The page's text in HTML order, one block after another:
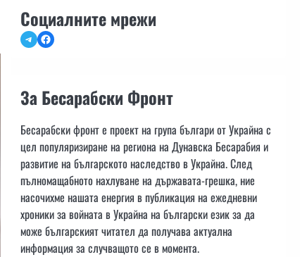
Социалните мрежи
TelegramFacebook
За Бесарабски Фронт
Бесарабски фронт е проект на група българи от Украйна с
цел популяризиране на региона на Дунавска Бесарабия и
развитие на българското наследство в Украйна. След
пълномащабното нахлуване на държавата-грешка, ние
насочихме нашата енергия в публикация на ежедневни
хроники за войната в Украйна на български език за да
може българският читател да получава актуална
информация за случващото се в момента.